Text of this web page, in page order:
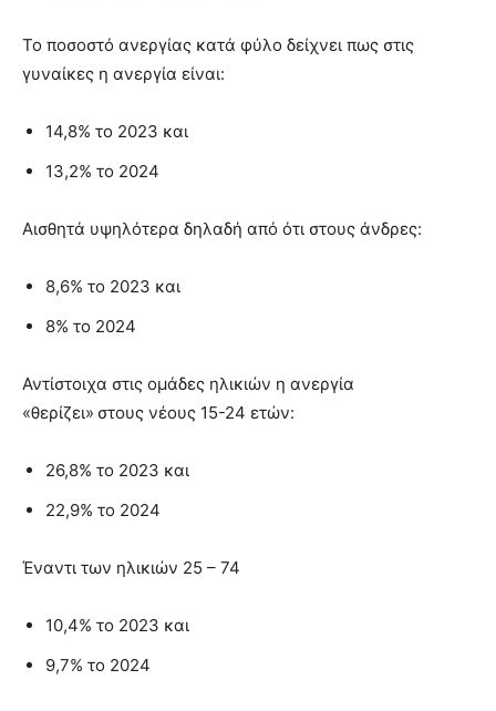
Το ποσοστό ανεργίας κατά φύλο δείχνει πως στις
γυναίκες η ανεργία είναι:
14,8% το 2023 και
13,2% το 2024
Αισθητά υψηλότερα δηλαδή από ότι στους άνδρες:
8,6% το 2023 και
8% το 2024
Αντίστοιχα στις ομάδες ηλικιών η ανεργία
«θερίζει» στους νέους 15-24 ετών:
26,8% το 2023 και
22,9% το 2024
Έναντι των ηλικιών 25 – 74
10,4% το 2023 και
9,7% το 2024